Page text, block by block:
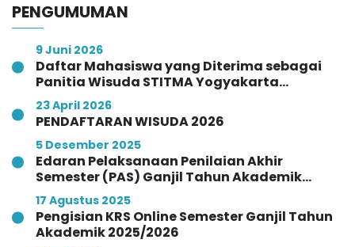
PENGUMUMAN
9 Juni 2026
Daftar Mahasiswa yang Diterima sebagai
Panitia Wisuda STITMA Yogyakarta
Angkatan Ke-VI Tahun 2026
23 April 2026
PENDAFTARAN WISUDA 2026
5 Desember 2025
Edaran Pelaksanaan Penilaian Akhir
Semester (PAS) Ganjil Tahun Akademik
2025/2026
17 Agustus 2025
Pengisian KRS Online Semester Ganjil Tahun
Akademik 2025/2026